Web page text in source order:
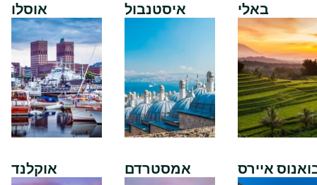
אוסלו
אוקלנד
איסטנבול
אמסטרדם
באלי
איירס